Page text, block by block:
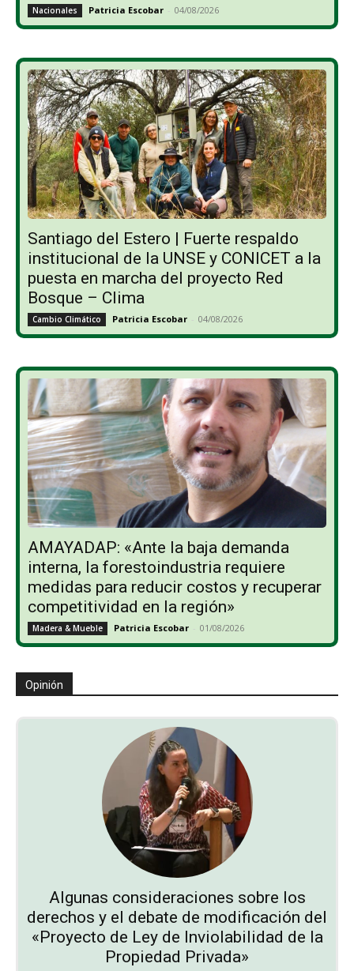
Nacionales Patricia Escobar - 04/08/2026
Santiago del Estero | Fuerte respaldo
institucional de la UNSE y CONICET a la
puesta en marcha del proyecto Red
Bosque – Clima
Cambio Climático Patricia Escobar - 04/08/2026
AMAYADAP: «Ante la baja demanda
interna, la forestoindustria requiere
medidas para reducir costos y recuperar
competitividad en la región»
Madera & Mueble Patricia Escobar - 01/08/2026
Opinión
Algunas consideraciones sobre los
derechos y el debate de modificación del
«Proyecto de Ley de Inviolabilidad de la
Propiedad Privada»